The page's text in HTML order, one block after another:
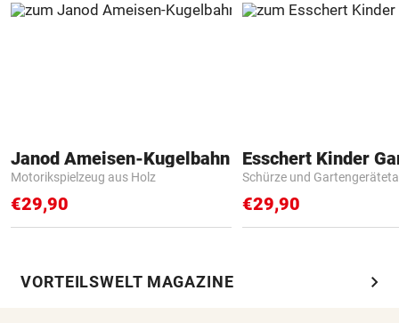
Janod Ameisen-Kugelbahn
Motorikspielzeug aus Holz
€29,90
Schürze und
€29,90
VORTEILSWELT MAGAZINE chevron_right